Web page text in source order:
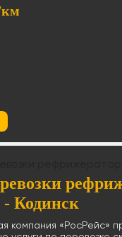
км
Кодинск
компания «РосРейс»